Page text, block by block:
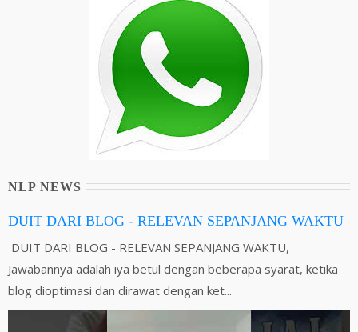
NLP NEWS
DUIT DARI BLOG - RELEVAN SEPANJANG WAKTU
DUIT DARI BLOG - RELEVAN SEPANJANG WAKTU,
Jawabannya adalah iya betul dengan beberapa syarat, ketika
blog dioptimasi dan dirawat dengan ket...